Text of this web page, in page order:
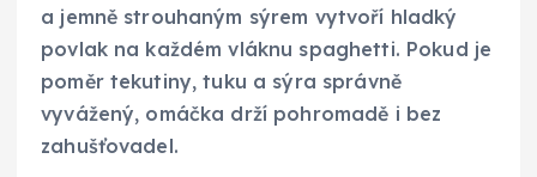
a jemně strouhaným sýrem vytvoří hladký
povlak na každém vláknu spaghetti. Pokud je
poměr tekutiny, tuku a sýra správně
vyvážený, omáčka drží pohromadě i bez
zahušťovadel.